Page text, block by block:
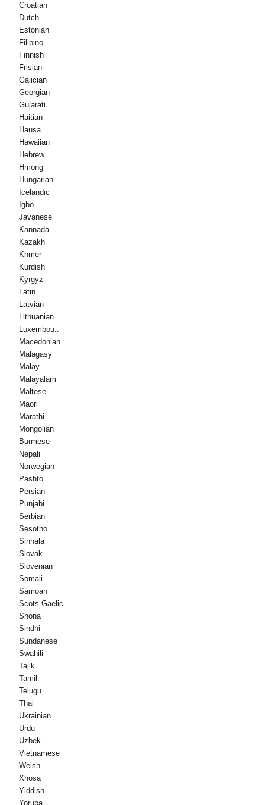
Croatian
Dutch
Estonian
Filipino
Finnish
Frisian
Galician
Georgian
Gujarati
Haitian
Hausa
Hawaiian
Hebrew
Hmong
Hungarian
Icelandic
Igbo
Javanese
Kannada
Kazakh
Khmer
Kurdish
Kyrgyz
Latin
Latvian
Lithuanian
Luxembou..
Macedonian
Malagasy
Malay
Malayalam
Maltese
Maori
Marathi
Mongolian
Burmese
Nepali
Norwegian
Pashto
Persian
Punjabi
Serbian
Sesotho
Sinhala
Slovak
Slovenian
Somali
Samoan
Scots Gaelic
Shona
Sindhi
Sundanese
Swahili
Tajik
Tamil
Telugu
Thai
Ukrainian
Urdu
Uzbek
Vietnamese
Welsh
Xhosa
Yiddish
Yoruba